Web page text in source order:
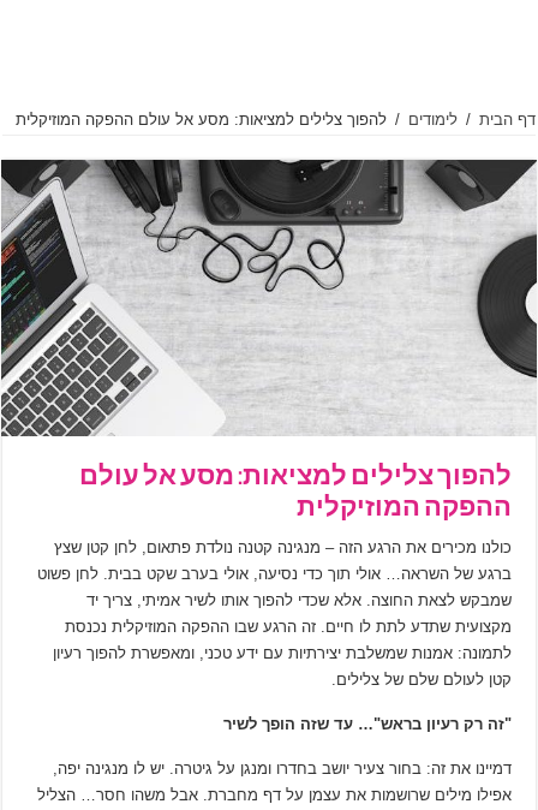
דף הבית / לימודים / להפוך צלילים למציאות: מסע אל עולם ההפקה המוזיקלית
להפוך צלילים למציאות: מסע אל עולם
ההפקה המוזיקלית
כולנו מכירים את הרגע הזה – מנגינה קטנה נולדת פתאום, לחן קטן שצץ
ברגע של השראה… אולי תוך כדי נסיעה, אולי בערב שקט בבית. לחן פשוט
שמבקש לצאת החוצה. אלא שכדי להפוך אותו לשיר אמיתי, צריך יד
מקצועית שתדע לתת לו חיים. זה הרגע שבו ההפקה המוזיקלית נכנסת
לתמונה: אמנות שמשלבת יצירתיות עם ידע טכני, ומאפשרת להפוך רעיון
קטן לעולם שלם של צלילים.
"זה רק רעיון בראש"… עד שזה הופך לשיר
דמיינו את זה: בחור צעיר יושב בחדרו ומנגן על גיטרה. יש לו מנגינה יפה,
אפילו מילים שרושמות את עצמן על דף מחברת. אבל משהו חסר… הצליל